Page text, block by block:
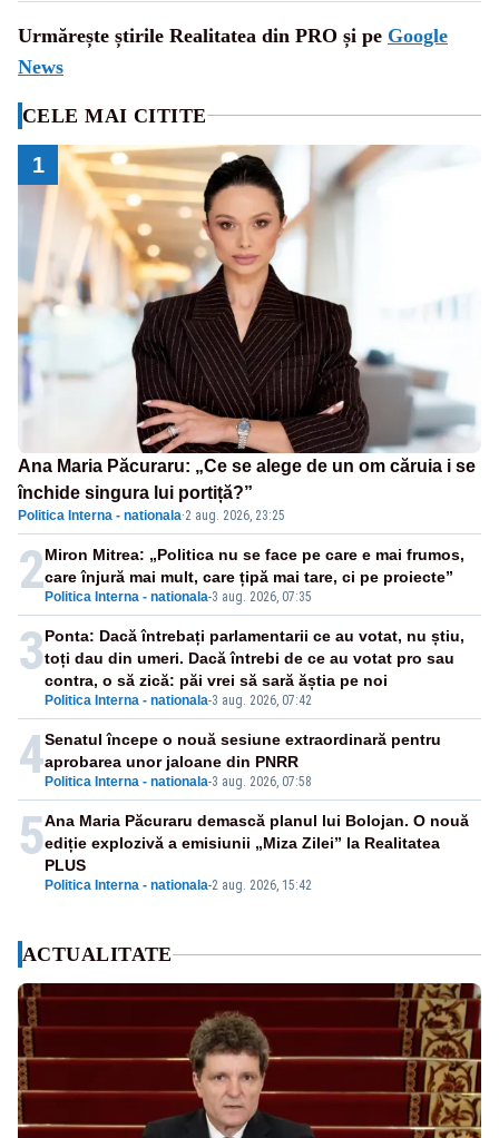
Urmărește știrile Realitatea din PRO și pe Google
News
CELE MAI CITITE
1
Ana Maria Păcuraru: „Ce se alege de un om căruia i se
închide singura lui portiță?”
Politica Interna - nationala·2 aug. 2026, 23:25
2 Politica Interna - nationala-3 aug. 2026, 07:35
Miron Mitrea: „Politica nu se face pe care e mai frumos,
care înjură mai mult, care țipă mai tare, ci pe proiecte”
3
Politica Interna - nationala-3 aug. 2026, 07:42
Ponta: Dacă întrebați parlamentarii ce au votat, nu știu,
toți dau din umeri. Dacă întrebi de ce au votat pro sau
contra, o să zică: păi vrei să sară ăștia pe noi
4 Politica Interna - nationala-3 aug. 2026, 07:58
Senatul începe o nouă sesiune extraordinară pentru
aprobarea unor jaloane din PNRR
5
Politica Interna - nationala-2 aug. 2026, 15:42
Ana Maria Păcuraru demască planul lui Bolojan. O nouă
ediție explozivă a emisiunii „Miza Zilei” la Realitatea
PLUS
ACTUALITATE